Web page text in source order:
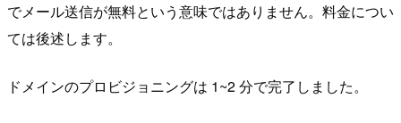
でメール送信が無料という意味ではありません。料金につい
ては後述します。
ドメインのプロビジョニングは 1~2 分で完了しました。